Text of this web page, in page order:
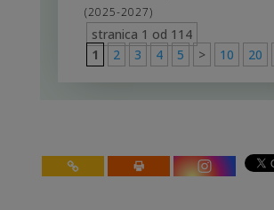
(2025-2027)
stranica 1 od 114
1
2 3 4 5 > 10 20